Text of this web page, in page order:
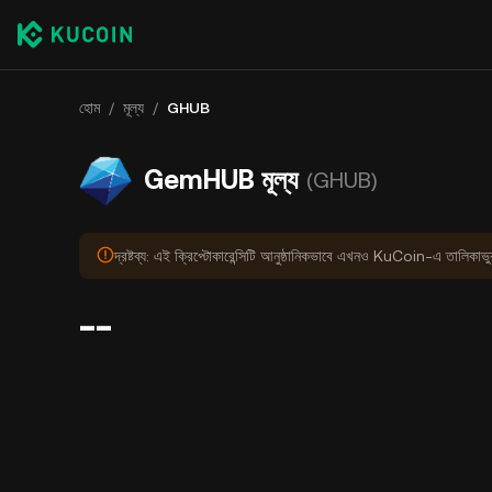
হোম / মূল্য / GHUB
GemHUB মূল্য (GHUB)
দ্রষ্টব্য: এই ক্রিপ্টোকারেন্সিটি আনুষ্ঠানিকভাবে এখনও KuCoin-এ
--